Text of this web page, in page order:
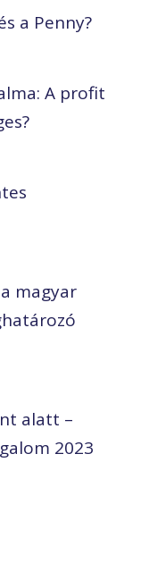
a Penny?
A profit
magyar
alatt –
2023